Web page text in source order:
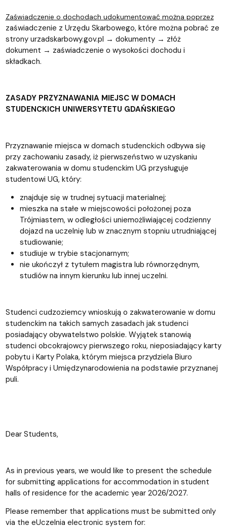
Zaświadczenie o dochodach udokumentować można poprzez
zaświadczenie z Urzędu Skarbowego, które można pobrać ze
strony urzadskarbowy.gov.pl → dokumenty → złóż
dokument → zaświadczenie o wysokości dochodu i
składkach.
ZASADY PRZYZNAWANIA MIEJSC W DOMACH
STUDENCKICH UNIWERSYTETU GDAŃSKIEGO
Przyznawanie miejsca w domach studenckich odbywa się
przy zachowaniu zasady, iż pierwszeństwo w uzyskaniu
zakwaterowania w domu studenckim UG przysługuje
studentowi UG, który:
znajduje się w trudnej sytuacji materialnej;
mieszka na stałe w miejscowości położonej poza
Trójmiastem, w odległości uniemożliwiającej codzienny
dojazd na uczelnię lub w znacznym stopniu utrudniającej
studiowanie;
studiuje w trybie stacjonarnym;
nie ukończył z tytułem magistra lub równorzędnym,
studiów na innym kierunku lub innej uczelni.
Studenci cudzoziemcy wnioskują o zakwaterowanie w domu
studenckim na takich samych zasadach jak studenci
posiadający obywatelstwo polskie. Wyjątek stanowią
studenci obcokrajowcy pierwszego roku, nieposiadający karty
pobytu i Karty Polaka, którym miejsca przydziela Biuro
Współpracy i Umiędzynarodowienia na podstawie przyznanej
puli.
Dear Students,
As in previous years, we would like to present the schedule
for submitting applications for accommodation in student
halls of residence for the academic year 2026/2027.
Please remember that applications must be submitted only
via the eUczelnia electronic system for: